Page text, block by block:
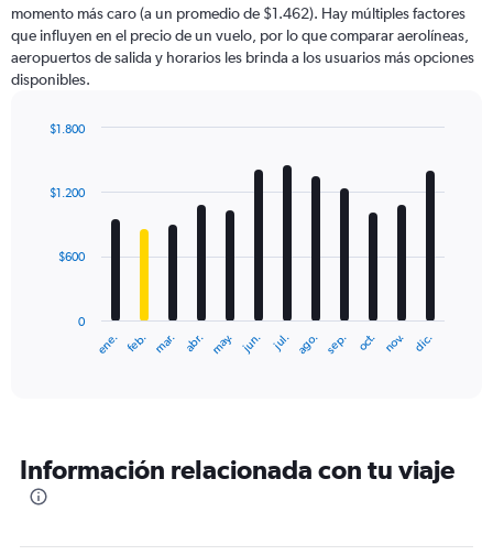
has
1
Y
axis
values.
to
momento más caro (a un promedio de $1.462). Hay múltiples factores
que influyen en el precio de un vuelo, por lo que comparar aerolíneas,
aeropuertos de salida y horarios les brinda a los usuarios más opciones
disponibles.
with
12
The
categories.
The
ene. feb. mar. abr. may. jun. jul. ago. sep. oct. nov. dic.
0
$600
$1.200
$1.800
Información relacionada con tu viaje